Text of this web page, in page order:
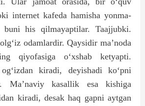
internet kafeda hamisha yonma-
his qilmayaptilar. Taajjubki.
odamlardir. Qaysidir ma’noda
qiyofasiga o‘xshab ketyapti.
kiradi, deyishadi ko‘pni
Ma’naviy kasallik esa kishiga
kiradi, desak haq gapni aytgan